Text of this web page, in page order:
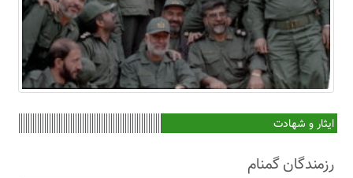
ایثار و شهادت
رزمندگان گمنام